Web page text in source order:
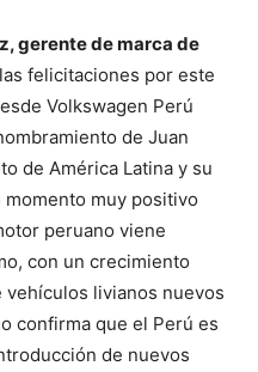
gerente de marca de
felicitaciones por este
Volkswagen Perú
de Juan
de América Latina y su
muy positivo
peruano viene
con un crecimiento
vehículos livianos nuevos
confirma que el Perú es
de nuevos